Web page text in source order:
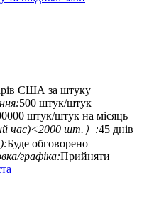
США за штуку
500 штук/штук
штук/штук на місяць
час)<2000 шт.）:45 днів
Буде обговорено
графіка:Прийняти